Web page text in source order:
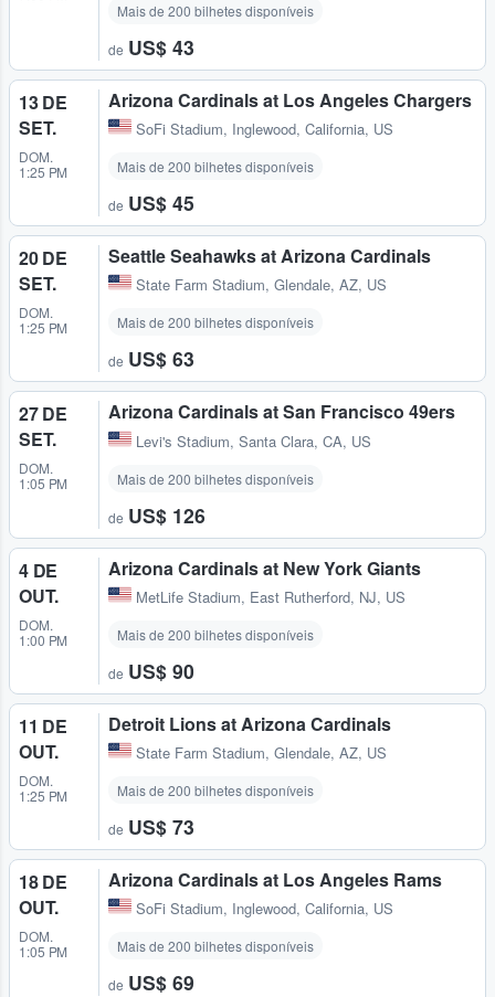
Mais de 200 bilhetes disponíveis
de US$ 43
13 DE
SET.
DOM.
1:25 PM
Arizona Cardinals at Los Angeles Chargers
SoFi Stadium, Inglewood, California, US
Mais de 200 bilhetes disponíveis
de US$ 45
20 DE
SET.
DOM.
1:25 PM
Seattle Seahawks at Arizona Cardinals
State Farm Stadium, Glendale, AZ, US
Mais de 200 bilhetes disponíveis
de US$ 63
27 DE
SET.
DOM.
1:05 PM
Arizona Cardinals at San Francisco 49ers
Levi's Stadium, Santa Clara, CA, US
Mais de 200 bilhetes disponíveis
de US$ 126
4 DE
OUT.
DOM.
1:00 PM
Arizona Cardinals at New York Giants
MetLife Stadium, East Rutherford, NJ, US
Mais de 200 bilhetes disponíveis
de US$ 90
11 DE
OUT.
DOM.
1:25 PM
Detroit Lions at Arizona Cardinals
State Farm Stadium, Glendale, AZ, US
Mais de 200 bilhetes disponíveis
de US$ 73
18 DE
OUT.
DOM.
1:05 PM
Arizona Cardinals at Los Angeles Rams
SoFi Stadium, Inglewood, California, US
Mais de 200 bilhetes disponíveis
de US$ 69